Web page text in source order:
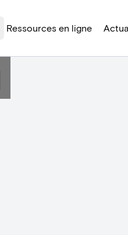
Ressources en ligne